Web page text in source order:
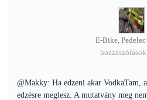
E-Bike, Pedelec
@Makky: Ha edzeni akar VodkaTam,
edzésre meglesz. A mutatvány meg